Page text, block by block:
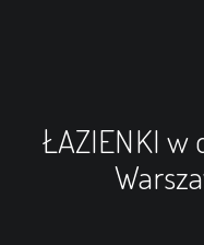
ŁAZIENKI